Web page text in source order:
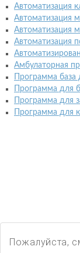
Автоматизация
Автоматизация
Автоматизация
Автоматизация
Амбулаторная
Программа
Программа для
Программа для
Программа для
Пожалуйста,